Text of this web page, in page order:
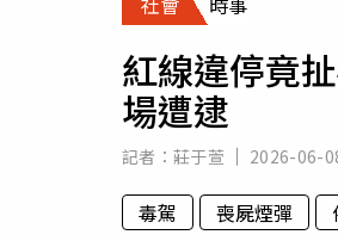
紅線違停竟
場遭逮
記者： 莊于萱 2026-06-
毒駕 喪屍煙彈